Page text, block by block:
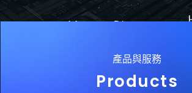
產品與服務
Products